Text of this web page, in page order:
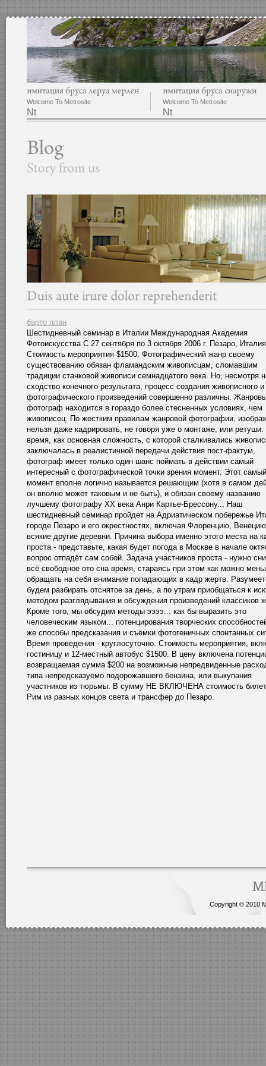
Welcome To Metrosite
Nt
Welcome To Metrosite
Nt
барто план
Шестидневный семинар в Италии Международная Академия
Фотоискусства C 27 сентября по 3 октября 2006 г. Пезаро, Италия
Стоимость мероприятия $1500. Фотографический жанр своему
существованию обязан фламандским живописцам, сломавшим
традиции станковой живописи семнадцатого века. Но, несмотря
сходство конечного результата, процесс создания живописного и
фотографического произведений совершенно различны.
фотограф находится в гораздо более стесненных условиях, чем
живописец. По жестким правилам жанровой фотографии,
нельзя даже кадрировать, не говоря уже о монтаже, или ретуши.
время, как основная сложность, с которой сталкивались
заключалась в реалистичной передачи действия пост-фактум,
фотограф имеет только один шанс поймать в действии самый
интересный с фотографической точки зрения момент. Этот самый
момент вполне логично называется решающим (хотя в самом
он вполне может таковым и не быть), и обязан своему названию
лучшему фотографу ХХ века Анри Картье-Брессону... Наш
шестидневный семинар пройдет на Адриатическом побережье
городе Пезаро и его окрестностях, включая Флоренцию,
всякие другие деревни. Причина выбора именно этого места на
проста - представьте, какая будет погода в Москве в начале
вопрос отпадёт сам собой. Задача участников проста - нужно
всё свободное ото сна время, стараясь при этом как можно
обращать на себя внимание попадающих в кадр жертв.
будем разбирать отснятое за день, а по утрам приобщаться к
методом разглядывания и обсуждения произведений классиков
Кроме того, мы обсудим методы ээээ... как бы выразить это
человеческим языком... потенцирования творческих
же способы предсказания и съёмки фотогеничных спонтанных
Время проведения - круглосуточно. Стоимость мероприятия,
гостиницу и 12-местный автобус $1500. В цену включена
возвращаемая сумма $200 на возможные непредвиденные
типа непредсказуемо подорожавшего бензина, или выкупания
участников из тюрьмы. В сумму НЕ ВКЛЮЧЕНА стоимость
Рим из разных концов света и трансфер до Пезаро.
Copyright © 2010